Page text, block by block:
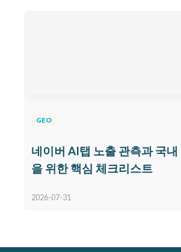
GEO
네이버 AI탭 노출 관측과 국내
을 위한 핵심 체크리스트
2026-07-31